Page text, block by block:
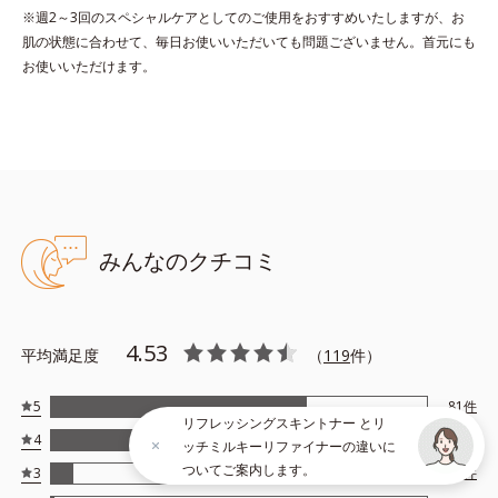
*4 ツボクサ葉エキス配合＝保湿成分
*5 パルミチン酸アスコルビルリン酸3Na配合＝保湿成分
*6 セラミドNP、セラミドNG、セラミドAP配合＝保湿成分
●植物由来AHA*1=角層柔軟成分 ●クイックフィット成分*2=保湿成
分
●高浸透ビタミンC*3=保湿成分 ●高純度CICA*4=保湿成分
*1 クエン酸
*3 パルミチン酸アスコルビルリン酸３Ｎａ
*4 ツボクサ葉エキス
*5 セラミドＮＰ、セラミドＮＧ、セラミドＡＰ
※アレルギーテスト済＝全ての方にアレルギーが起こらないという
※週2～3回のスペシャルケアとしてのご使用をおすすめいたしますが、お
肌の状態に合わせて、毎日お使いいただいても問題ございません。首元にも
お使いいただけます。
みんなのクチコミ
平均満足度 4.53 （119件）
5 81件
4
27
件
3
件
リフレッシングスキントナー とリ
ッチミルキーリファイナーの違いに
ついてご案内します。